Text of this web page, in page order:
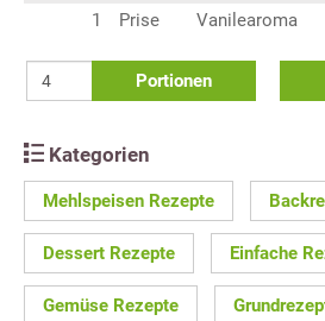
1
Prise Vanilearoma
Portionen
Kategorien
Mehlspeisen Rezepte
Dessert Rezepte Einfache
Gemüse Rezepte